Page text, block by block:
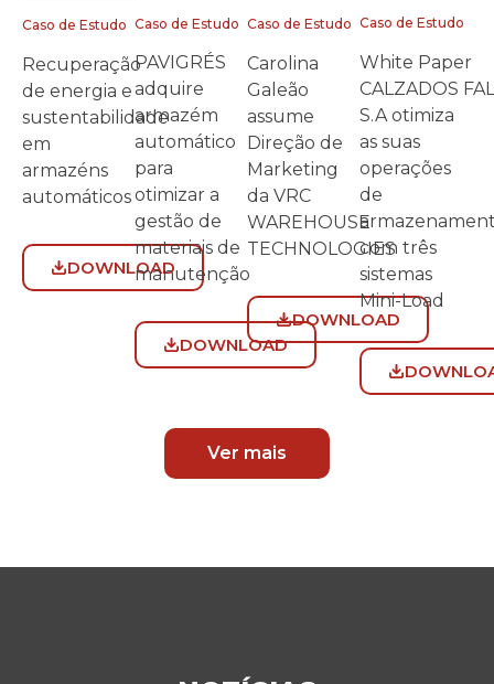
Caso de Estudo
Recuperação
de energia e
sustentabilidade
em
armazéns
automáticos
DOWNLOAD
Caso de Estudo
PAVIGRÉS
adquire
armazém
automático
para
otimizar a
gestão de
materiais de
manutenção
DOWNLOAD
Caso de Estudo
Carolina
Galeão
assume
Direção de
Marketing
da VRC
WAREHOUSE
TECHNOLOGIES
DOWNLOAD
Caso de Estudo
White Paper
CALZADOS FAL
S.A otimiza
as suas
operações
de
com três
sistemas
Mini-Load
Ver mais